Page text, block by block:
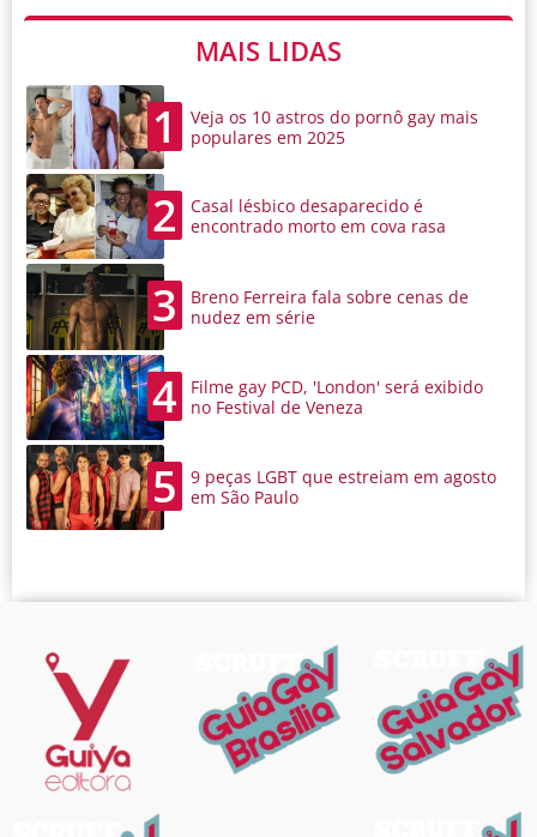
MAIS LIDAS
1
Veja os 10 astros do pornô gay mais
populares em 2025
2
Casal lésbico desaparecido é
encontrado morto em cova rasa
3
Breno Ferreira fala sobre cenas de
nudez em série
4
Filme gay PCD, 'London' será exibido
no Festival de Veneza
5
9 peças LGBT que estreiam em agosto
em São Paulo